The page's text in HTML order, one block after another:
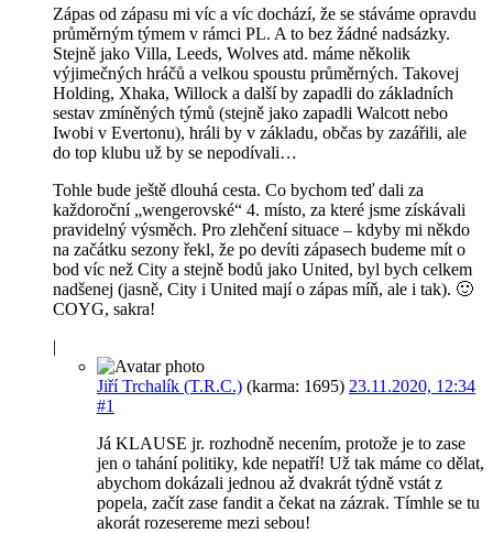
Zápas od zápasu mi víc a víc dochází, že se stáváme opravdu
průměrným týmem v rámci PL. A to bez žádné nadsázky.
Stejně jako Villa, Leeds, Wolves atd. máme několik
výjimečných hráčů a velkou spoustu průměrných. Takovej
Holding, Xhaka, Willock a další by zapadli do základních
sestav zmíněných týmů (stejně jako zapadli Walcott nebo
Iwobi v Evertonu), hráli by v základu, občas by zazářili, ale
do top klubu už by se nepodívali…
Tohle bude ještě dlouhá cesta. Co bychom teď dali za
každoroční „wengerovské“ 4. místo, za které jsme získávali
pravidelný výsměch. Pro zlehčení situace – kdyby mi někdo
na začátku sezony řekl, že po devíti zápasech budeme mít o
bod víc než City a stejně bodů jako United, byl bych celkem
nadšenej (jasně, City i United mají o zápas míň, ale i tak). 🙂
COYG, sakra!
|
Jiří Trchalík (T.R.C.) (karma: 1695) 23.11.2020, 12:34
#1
Já KLAUSE jr. rozhodně necením, protože je to zase
jen o tahání politiky, kde nepatří! Už tak máme co dělat,
abychom dokázali jednou až dvakrát týdně vstát z
popela, začít zase fandit a čekat na zázrak. Tímhle se tu
akorát rozesereme mezi sebou!